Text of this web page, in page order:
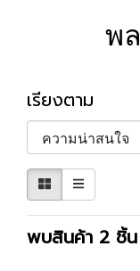
พ
เรียงตาม
พบสินค้า 2 ชิ้น